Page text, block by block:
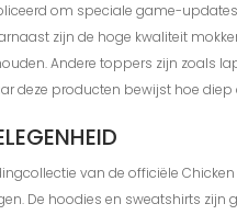
om speciale game-
zijn de hoge kwaliteit
Andere toppers zijn zoals
deze producten bewijst hoe
van de officiële
De hoodies en sweatshirts